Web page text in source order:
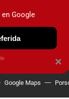
Google Maps
×
Google